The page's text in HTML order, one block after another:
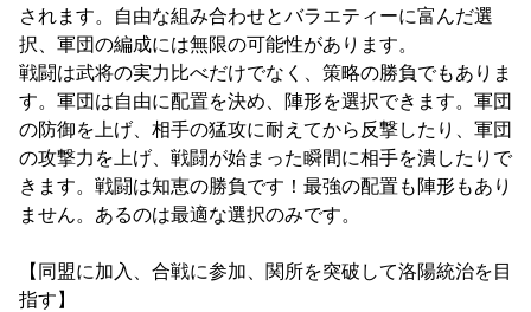
されます。自由な組み合わせとバラエティーに富んだ選
択、軍団の編成には無限の可能性があります。
戦闘は武将の実力比べだけでなく、策略の勝負でもありま
す。軍団は自由に配置を決め、陣形を選択できます。軍団
の防御を上げ、相手の猛攻に耐えてから反撃したり、軍団
の攻撃力を上げ、戦闘が始まった瞬間に相手を潰したりで
きます。戦闘は知恵の勝負です！最強の配置も陣形もあり
ません。あるのは最適な選択のみです。
【同盟に加入、合戦に参加、関所を突破して洛陽統治を目
指す】